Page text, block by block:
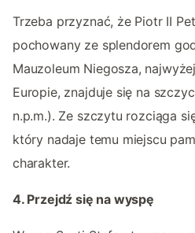
Trzeba przyznać, że Piotr II
pochowany ze splendorem
Mauzoleum Niegosza,
Europie, znajduje się na
n.p.m.). Ze szczytu rozciąga
który nadaje temu miejscu
charakter.
4. Przejdź się na wyspę